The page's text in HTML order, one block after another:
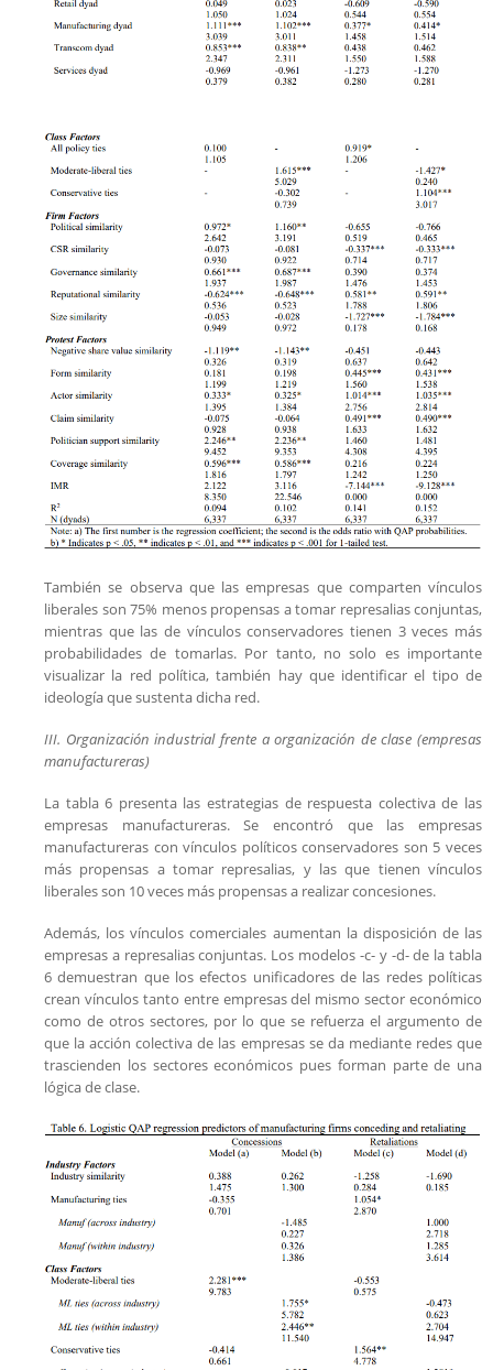
También se observa que las empresas que comparten vínculos
liberales son 75% menos propensas a tomar represalias conjuntas,
mientras que las de vínculos conservadores tienen 3 veces más
probabilidades de tomarlas. Por tanto, no solo es importante
visualizar la red política, también hay que identificar el tipo de
ideología que sustenta dicha red.
III. Organización industrial frente a organización de clase (empresas
manufactureras)
La tabla 6 presenta las estrategias de respuesta colectiva de las
empresas manufactureras. Se encontró que las empresas
manufactureras con vínculos políticos conservadores son 5 veces
más propensas a tomar represalias, y las que tienen vínculos
liberales son 10 veces más propensas a realizar concesiones.
Además, los vínculos comerciales aumentan la disposición de las
empresas a represalias conjuntas. Los modelos -c- y -d- de la tabla
6 demuestran que los efectos unificadores de las redes políticas
crean vínculos tanto entre empresas del mismo sector económico
como de otros sectores, por lo que se refuerza el argumento de
que la acción colectiva de las empresas se da mediante redes que
trascienden los sectores económicos pues forman parte de una
lógica de clase.